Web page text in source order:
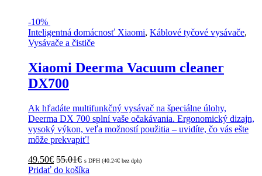
-10%
Inteligentná domácnosť Xiaomi, Káblové tyčové vysávače,
Vysávače a čističe
Xiaomi Deerma Vacuum cleaner
DX700
Ak hľadáte multifunkčný vysávač na špeciálne úlohy,
Deerma DX 700 splní vaše očakávania. Ergonomický dizajn,
vysoký výkon, veľa možností použitia – uvidíte, čo vás ešte
môže prekvapiť!
49.50€ 55.01€ s DPH (40.24€ bez dph)
Pridať do košíka